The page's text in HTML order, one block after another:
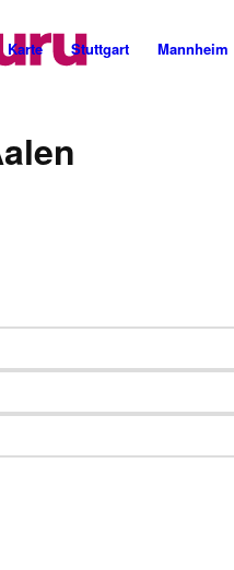
Karte Stuttgart Mannheim
Cannabis Rezept & Blüten